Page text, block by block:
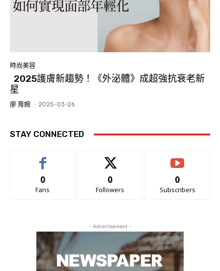
時尚美容
2025護膚新趨勢！《外泌體》成超強抗衰老新
星
廖 育婉 - 2025-03-26
STAY CONNECTED
0
Fans
0
Followers
0
Subscribers
- Advertisement -